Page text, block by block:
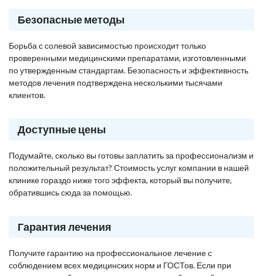
Безопасные методы
Борьба с солевой зависимостью происходит только
проверенными медицинскими препаратами, изготовленными
по утвержденным стандартам. Безопасность и эффективность
методов лечения подтверждена несколькими тысячами
клиентов.
Доступные цены
Подумайте, сколько вы готовы заплатить за профессионализм и
положительный результат? Стоимость услуг компании в нашей
клинике гораздо ниже того эффекта, который вы получите,
обратившись сюда за помощью.
Гарантия лечения
Получите гарантию на профессиональное лечение с
соблюдением всех медицинских норм и ГОСТов. Если при